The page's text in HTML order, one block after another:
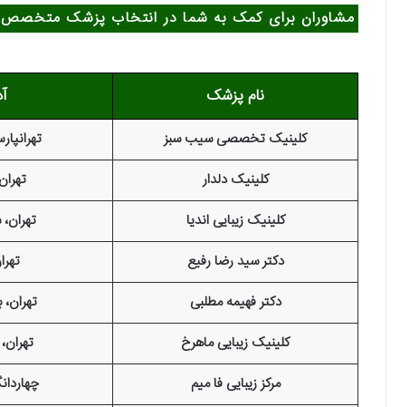
مشاوران برای کمک به شما در انتخاب پزشک متخصص،
نام پزشک
كلینیک تخصصی سیب سبز
کلینیک دلدار
کلینیک زیبایی اندیا
دکتر سید رضا رفیع
دکتر فهیمه مطلبی
تهران،
کلینیک زیبایی ماهرخ
مرکز زیبایی فا میم